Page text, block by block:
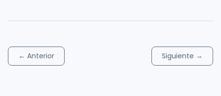
← Anterior Siguiente →